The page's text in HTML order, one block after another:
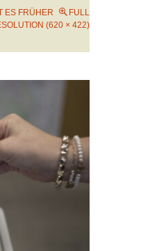
ES FRÜHER
FULL
(620 × 422)